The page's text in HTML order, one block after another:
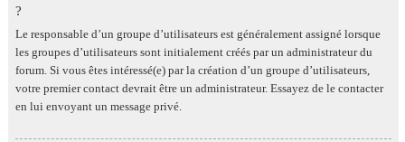
?
Le responsable d’un groupe d’utilisateurs est généralement assigné lorsque
les groupes d’utilisateurs sont initialement créés par un administrateur du
forum. Si vous êtes intéressé(e) par la création d’un groupe d’utilisateurs,
votre premier contact devrait être un administrateur. Essayez de le contacter
en lui envoyant un message privé.